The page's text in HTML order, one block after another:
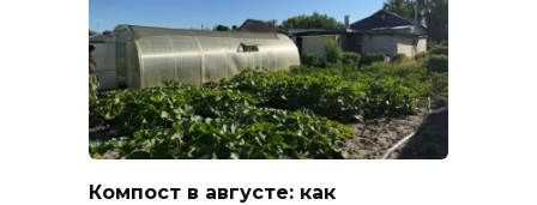
Компост в августе: как